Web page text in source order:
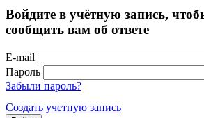
Войдите в учётную запись,
сообщить вам об ответе
E-mail
Пароль
Забыли пароль?
Создать учетную запись